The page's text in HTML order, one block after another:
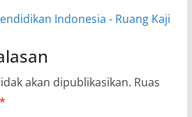
Indonesia - Ruang Kaji
akan dipublikasikan. Ruas
*